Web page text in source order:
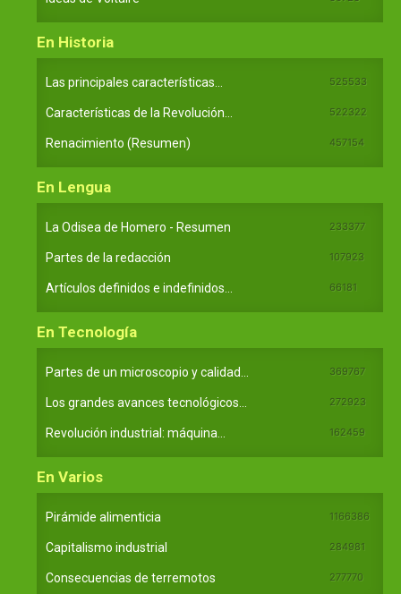
En Historia
Las principales características... 525533
Características de la Revolución... 522322
Renacimiento (Resumen) 457154
En Lengua
La Odisea de Homero - Resumen 233377
Partes de la redacción 107923
Artículos definidos e indefinidos... 66181
En Tecnología
Partes de un microscopio y calidad... 369767
Los grandes avances tecnológicos... 272923
Revolución industrial: máquina... 162459
En Varios
Pirámide alimenticia 1166386
Capitalismo industrial 284981
Consecuencias de terremotos 277770